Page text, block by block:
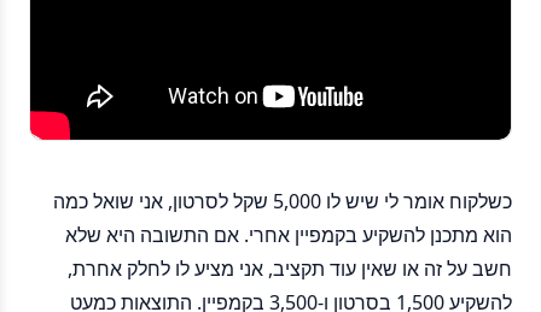
כשלקוח אומר לי שיש לו 5,000 שקל לסרטון, אני שואל כמה
הוא מתכנן להשקיע בקמפיין אחרי. אם התשובה היא שלא
חשב על זה או שאין עוד תקציב, אני מציע לו לחלק אחרת,
להשקיע 1,500 בסרטון ו-3,500 בקמפיין. התוצאות כמעט